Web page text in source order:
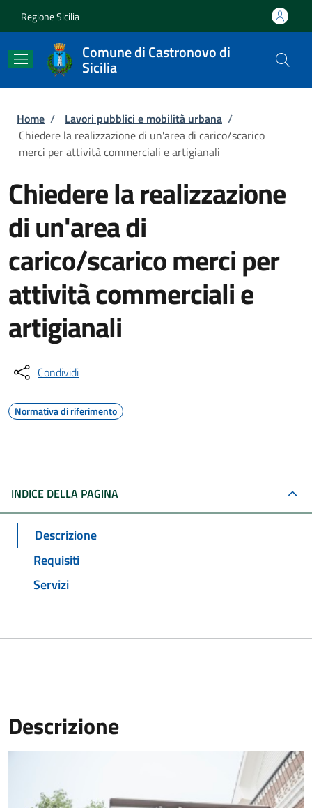
Regione Sicilia
Comune di Castronovo di
Sicilia
Briciole di pane
Home / Lavori pubblici e mobilità urbana /
Chiedere la realizzazione di un'area di carico/scarico
merci per attività commerciali e artigianali
Chiedere la realizzazione
di un'area di
carico/scarico merci per
attività commerciali e
artigianali
Condividi
Normativa di riferimento
INDICE DELLA PAGINA
Descrizione
Requisiti
Servizi
Descrizione